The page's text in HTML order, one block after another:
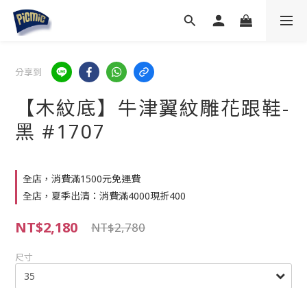
分享到
【木紋底】牛津翼紋雕花跟鞋-
黑 #1707
全店，消費滿1500元免運費
全店，夏季出清：消費滿4000現折400
NT$2,180 NT$2,780
尺寸